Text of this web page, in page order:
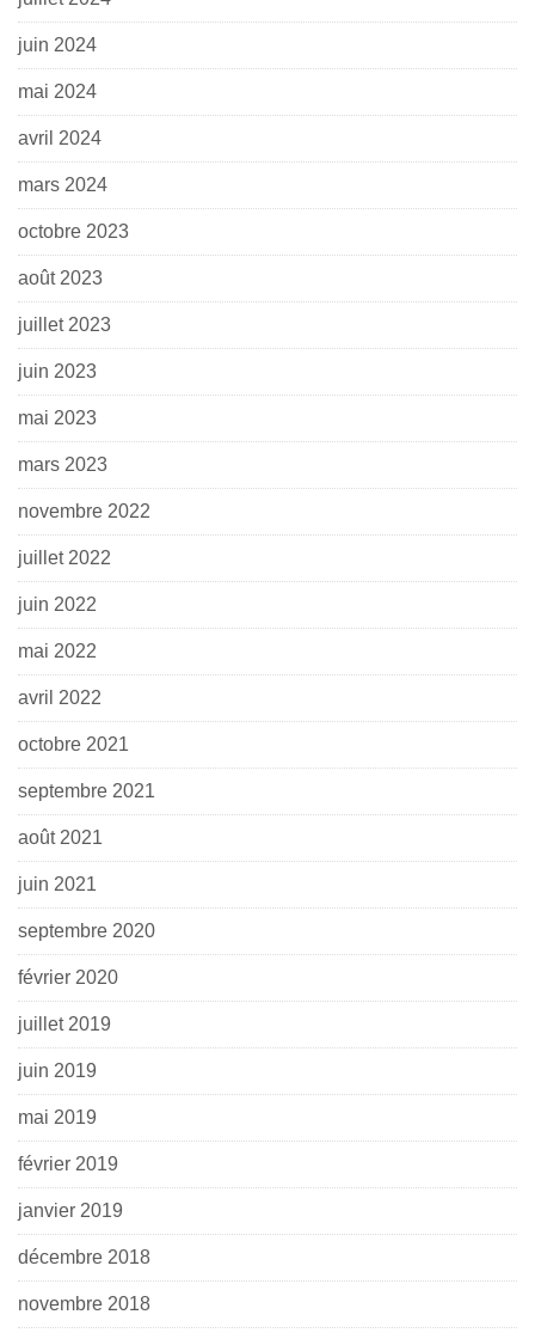
juin 2024
mai 2024
avril 2024
mars 2024
octobre 2023
août 2023
juillet 2023
juin 2023
mai 2023
mars 2023
novembre 2022
juillet 2022
juin 2022
mai 2022
avril 2022
octobre 2021
septembre 2021
août 2021
juin 2021
septembre 2020
février 2020
juillet 2019
juin 2019
mai 2019
février 2019
janvier 2019
décembre 2018
novembre 2018